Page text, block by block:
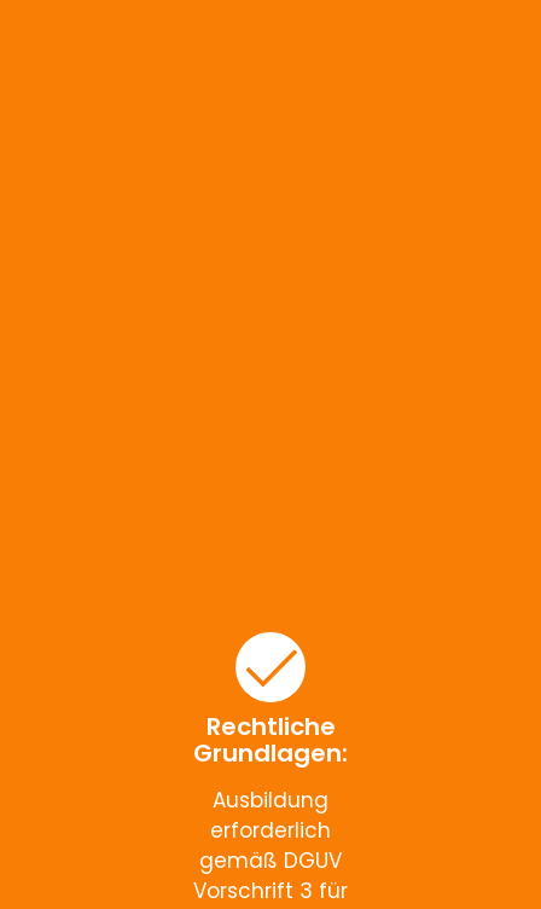
Rechtliche
Grundlagen:
Ausbildung
erforderlich
gemäß DGUV
Vorschrift 3 für